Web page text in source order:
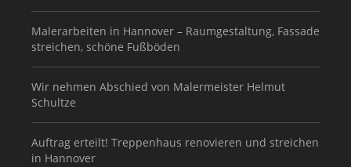
Malerarbeiten in Hannover – Raumgestaltung, Fassade
streichen, schöne Fußböden
Wir nehmen Abschied von Malermeister Helmut
Schultze
Auftrag erteilt! Treppenhaus renovieren und streichen
in Hannover